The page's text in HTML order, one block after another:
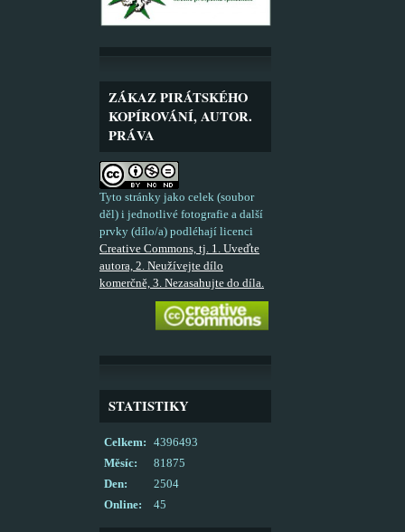
ZÁKAZ PIRÁTSKÉHO
KOPÍROVÁNÍ, AUTOR.
PRÁVA
Tyto stránky jako celek (soubor
děl) i jednotlivé fotografie a další
prvky (dílo/a) podléhají licenci
Creative Commons, tj. 1. Uveďte
autora, 2. Neužívejte dílo
komerčně, 3. Nezasahujte do díla.
STATISTIKY
Online: 45
Celkem:
4396493
Měsíc:
81875
Den:
2504